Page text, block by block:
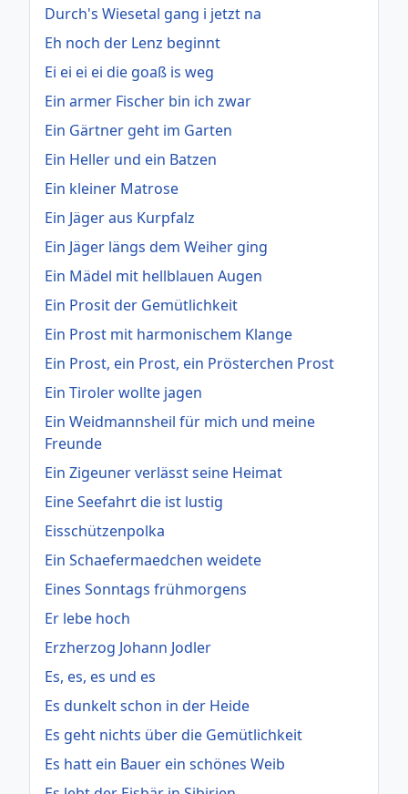
Durch's Wiesetal gang i jetzt na
Eh noch der Lenz beginnt
Ei ei ei ei die goaß is weg
Ein armer Fischer bin ich zwar
Ein Gärtner geht im Garten
Ein Heller und ein Batzen
Ein kleiner Matrose
Ein Jäger aus Kurpfalz
Ein Jäger längs dem Weiher ging
Ein Mädel mit hellblauen Augen
Ein Prosit der Gemütlichkeit
Ein Prost mit harmonischem Klange
Ein Prost, ein Prost, ein Prösterchen Prost
Ein Tiroler wollte jagen
Ein Weidmannsheil für mich und meine
Freunde
Ein Zigeuner verlässt seine Heimat
Eine Seefahrt die ist lustig
Eisschützenpolka
Ein Schaefermaedchen weidete
Eines Sonntags frühmorgens
Er lebe hoch
Erzherzog Johann Jodler
Es, es, es und es
Es dunkelt schon in der Heide
Es geht nichts über die Gemütlichkeit
Es hatt ein Bauer ein schönes Weib